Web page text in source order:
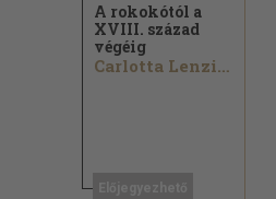
A rokokótól a
XVIII. század
végéig
Carlotta Lenzi Lacomelli